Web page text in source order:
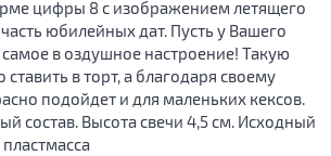
цифры 8 с изображением летящего
юбилейных дат. Пусть у Вашего
в оздушное настроение! Такую
ставить в торт, а благодаря своему
подойдет и для маленьких кексов.
состав. Высота свечи 4,5 см. Исходный